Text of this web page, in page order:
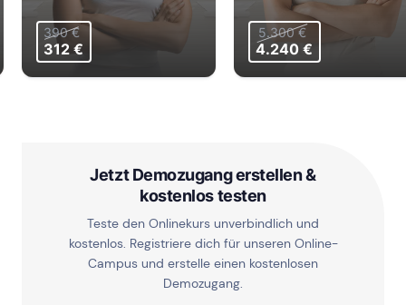
390 €
312 €
5.300 €
4.240 €
Jetzt Demozugang erstellen &
kostenlos testen
Teste den Onlinekurs unverbindlich und
kostenlos. Registriere dich für unseren Online-
Campus und erstelle einen kostenlosen
Demozugang.